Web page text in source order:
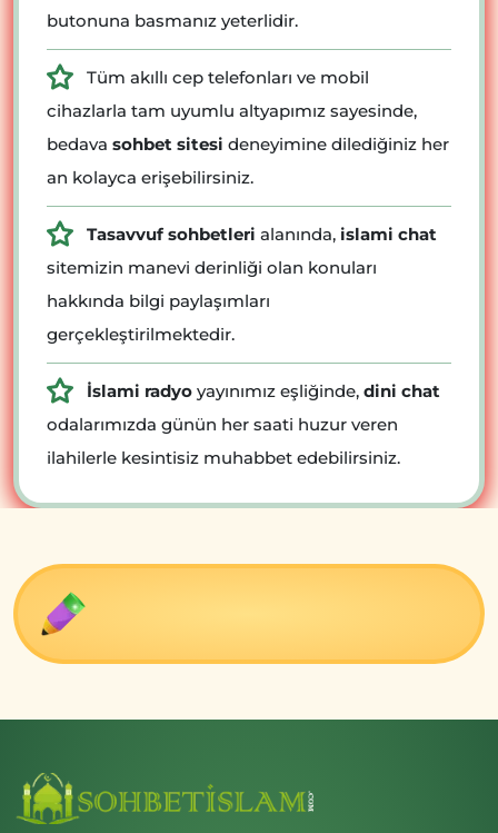
butonuna basmanız yeterlidir.
Tüm akıllı cep telefonları ve mobil
cihazlarla tam uyumlu altyapımız sayesinde,
bedava sohbet sitesi deneyimine dilediğiniz her
an kolayca erişebilirsiniz.
Tasavvuf sohbetleri alanında, islami chat
sitemizin manevi derinliği olan konuları
hakkında bilgi paylaşımları
gerçekleştirilmektedir.
İslami radyo yayınımız eşliğinde, dini chat
odalarımızda günün her saati huzur veren
ilahilerle kesintisiz muhabbet edebilirsiniz.